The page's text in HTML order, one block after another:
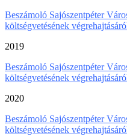
Beszámoló Sajószentpéter
költségvetésének
2019
Beszámoló Sajószentpéter
költségvetésének
2020
Beszámoló Sajószentpéter
költségvetésének